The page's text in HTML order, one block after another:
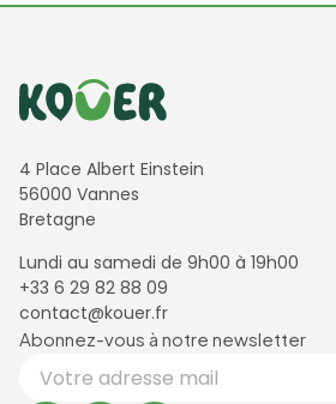
Informations de contact
4 Place Albert Einstein
56000 Vannes
Bretagne
Lundi au samedi de 9h00 à 19h00
+33 6 29 82 88 09
contact@kouer.fr
Newsletter et réseaux sociaux
Abonnez-vous à notre newsletter
Votre adresse email